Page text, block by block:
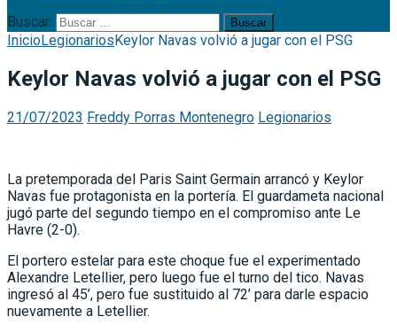
Buscar:
InicioLegionariosKeylor Navas volvió a jugar con el PSG
Keylor Navas volvió a jugar con el PSG
21/07/2023 Freddy Porras Montenegro Legionarios
La pretemporada del Paris Saint Germain arrancó y Keylor
Navas fue protagonista en la portería. El guardameta nacional
jugó parte del segundo tiempo en el compromiso ante Le
Havre (2-0).
El portero estelar para este choque fue el experimentado
Alexandre Letellier, pero luego fue el turno del tico. Navas
ingresó al 45’, pero fue sustituido al 72’ para darle espacio
nuevamente a Letellier.